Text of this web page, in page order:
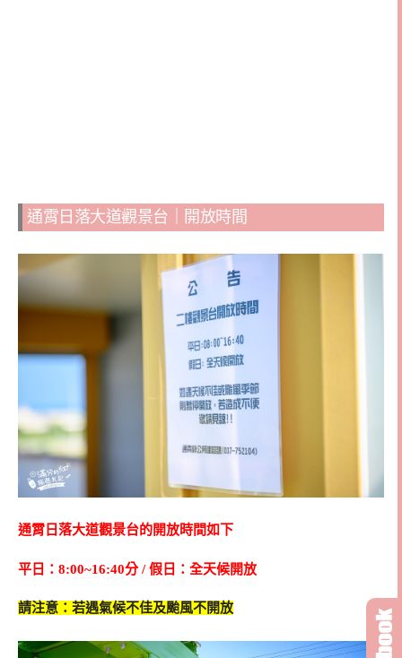
通霄日落大道觀景台｜開放時間
通霄日落大道觀景台的開放時間如下
平日：8:00~16:40分 / 假日：全天候開放
請注意：若遇氣候不佳及颱風不開放